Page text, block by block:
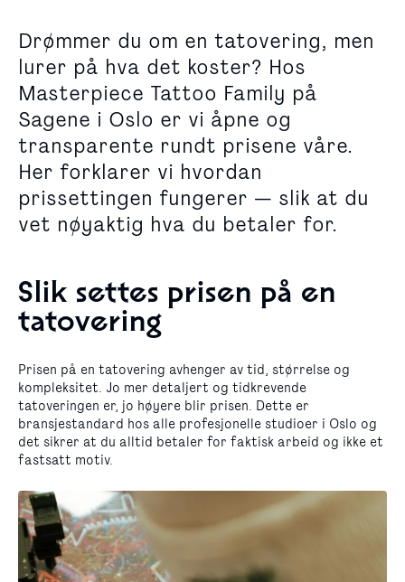
Drømmer du om en tatovering, men
lurer på hva det koster? Hos
Masterpiece Tattoo Family på
Sagene i Oslo er vi åpne og
transparente rundt prisene våre.
Her forklarer vi hvordan
prissettingen fungerer — slik at du
vet nøyaktig hva du betaler for.
Slik settes prisen på en
tatovering
Prisen på en tatovering avhenger av tid, størrelse og
kompleksitet. Jo mer detaljert og tidkrevende
tatoveringen er, jo høyere blir prisen. Dette er
bransjestandard hos alle profesjonelle studioer i Oslo og
det sikrer at du alltid betaler for faktisk arbeid og ikke et
fastsatt motiv.